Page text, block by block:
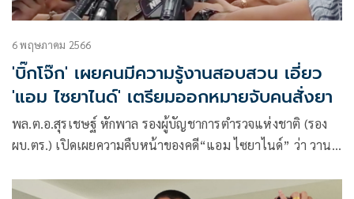
6 พฤษภาคม 2566
'บิ๊กโจ๊ก' เผยคนมีความรู้งานสอบสวน เอี่ยว
'แอม ไซยาไนด์' เตรียมออกหมายจับคนสั่งยา
พล.ต.อ.สุรเชษฐ์ หักพาล รองผู้บัญชาการตำรวจแห่งชาติ (รอง
ผบ.ตร.) เปิดเผยความคืบหน้าของคดี“แอม ไซยาไนด์” ว่า วาน
ฐานที่สามารถเชื่อมโยงได้ว่านางแอมมีการสั่งไซยาไนด์จริงโดย